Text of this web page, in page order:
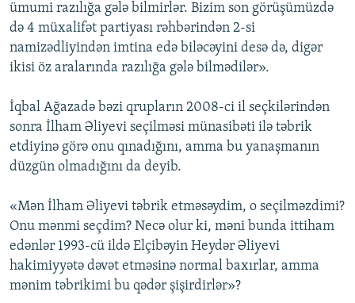
ümumi razılığa gələ bilmirlər. Bizim son görüşümüzdə
də 4 müxalifət partiyası rəhbərindən 2-si
namizədliyindən imtina edə biləcəyini desə də, digər
ikisi öz aralarında razılığa gələ bilmədilər».
İqbal Ağazadə bəzi qrupların 2008-ci il seçkilərindən
sonra İlham Əliyevi seçilməsi münasibəti ilə təbrik
etdiyinə görə onu qınadığını, amma bu yanaşmanın
düzgün olmadığını da deyib.
«Mən İlham Əliyevi təbrik etməsəydim, o seçilməzdimi?
Onu mənmi seçdim? Necə olur ki, məni bunda ittiham
edənlər 1993-cü ildə Elçibəyin Heydər Əliyevi
hakimiyyətə dəvət etməsinə normal baxırlar, amma
mənim təbrikimi bu qədər şişirdirlər»?